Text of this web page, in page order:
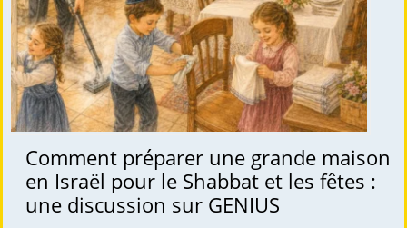
Comment préparer une grande maison
en Israël pour le Shabbat et les fêtes :
une discussion sur GENIUS